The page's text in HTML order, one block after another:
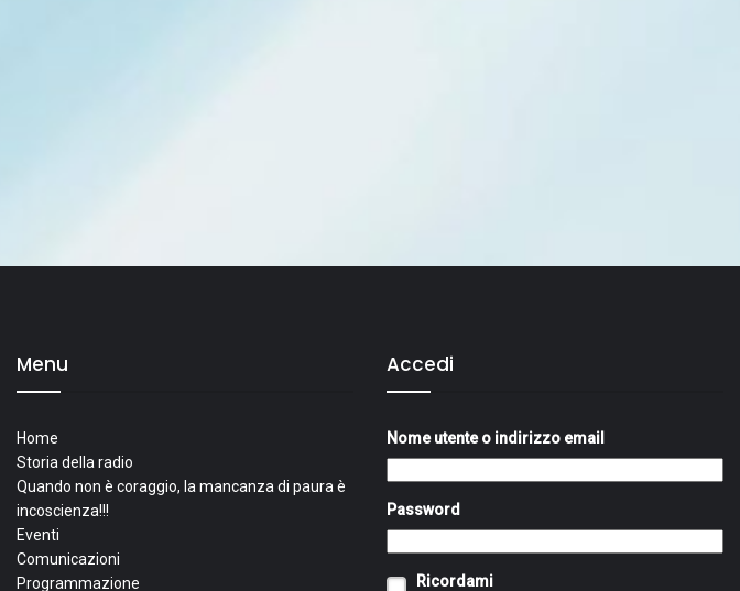
Menu
Home
Storia della radio
Quando non è coraggio, la mancanza di paura è
incoscienza!!!
Eventi
Comunicazioni
Programmazione
Accedi
Nome utente o indirizzo email
Password
Ricordami